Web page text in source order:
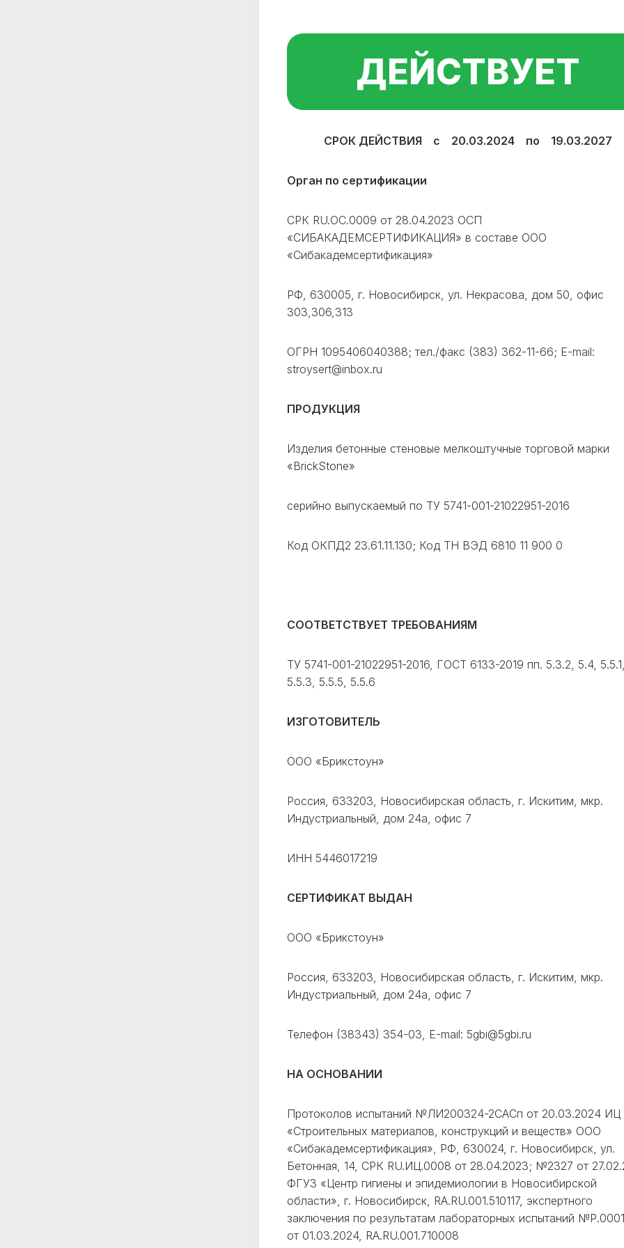
ДЕЙСТВУЕТ
СРОК ДЕЙСТВИЯ с 20.03.2024 по 19.03.2027
Орган по сертификации
СРК RU.ОС.0009 от 28.04.2023 ОСП
«СИБАКАДЕМСЕРТИФИКАЦИЯ» в составе ООО
«Сибакадемсертификация»
РФ, 630005, г. Новосибирск, ул. Некрасова, дом 50, офис
303,306,313
ОГРН 1095406040388; тел./факс (383) 362-11-66; E-mail:
stroysert@inbox.ru
ПРОДУКЦИЯ
Изделия бетонные стеновые мелкоштучные торговой марки
«BrickStone»
серийно выпускаемый по ТУ 5741-001-21022951-2016
Код ОКПД2 23.61.11.130; Код ТН ВЭД 6810 11 900 0
СООТВЕТСТВУЕТ ТРЕБОВАНИЯМ
ТУ 5741-001-21022951-2016, ГОСТ 6133-2019 пп. 5.3.2, 5.4,
5.5.3, 5.5.5, 5.5.6
ИЗГОТОВИТЕЛЬ
ООО «Брикстоун»
Россия, 633203, Новосибирская область, г. Искитим, мкр.
Индустриальный, дом 24а, офис 7
ИНН 5446017219
СЕРТИФИКАТ ВЫДАН
ООО «Брикстоун»
Россия, 633203, Новосибирская область, г. Искитим, мкр.
Индустриальный, дом 24а, офис 7
Телефон (38343) 354-03, E-mail: 5gbi@5gbi.ru
НА ОСНОВАНИИ
Протоколов испытаний №ЛИ200324-2САСп от 20.03.2024 ИЦ
«Строительных материалов, конструкций и веществ» ООО
«Сибакадемсертификация», РФ, 630024, г. Новосибирск, ул.
Бетонная, 14, СРК RU.ИЦ.0008 от 28.04.2023; №2327 от
ФГУЗ «Центр гигиены и эпидемиологии в Новосибирской
области», г. Новосибирск, RA.RU.001.510117, экспертного
заключения по результатам лабораторных испытаний
от 01.03.2024, RA.RU.001.710008